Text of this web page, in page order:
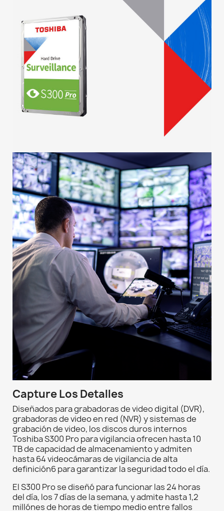
Capture Los Detalles
Diseñados para grabadoras de video digital (DVR),
grabadoras de video en red (NVR) y sistemas de
grabación de video, los discos duros internos
Toshiba S300 Pro para vigilancia ofrecen hasta 10
TB de capacidad de almacenamiento y admiten
hasta 64 videocámaras de vigilancia de alta
definición6 para garantizar la seguridad todo el día.
El S300 Pro se diseñó para funcionar las 24 horas
del día, los 7 días de la semana, y admite hasta 1,2
millónes de horas de tiempo medio entre fallos